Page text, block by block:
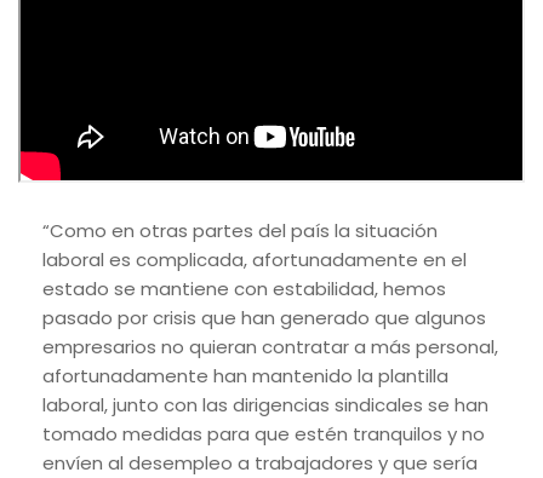
“Como en otras partes del país la situación
laboral es complicada, afortunadamente en el
estado se mantiene con estabilidad, hemos
pasado por crisis que han generado que algunos
empresarios no quieran contratar a más personal,
afortunadamente han mantenido la plantilla
laboral, junto con las dirigencias sindicales se han
tomado medidas para que estén tranquilos y no
envíen al desempleo a trabajadores y que sería